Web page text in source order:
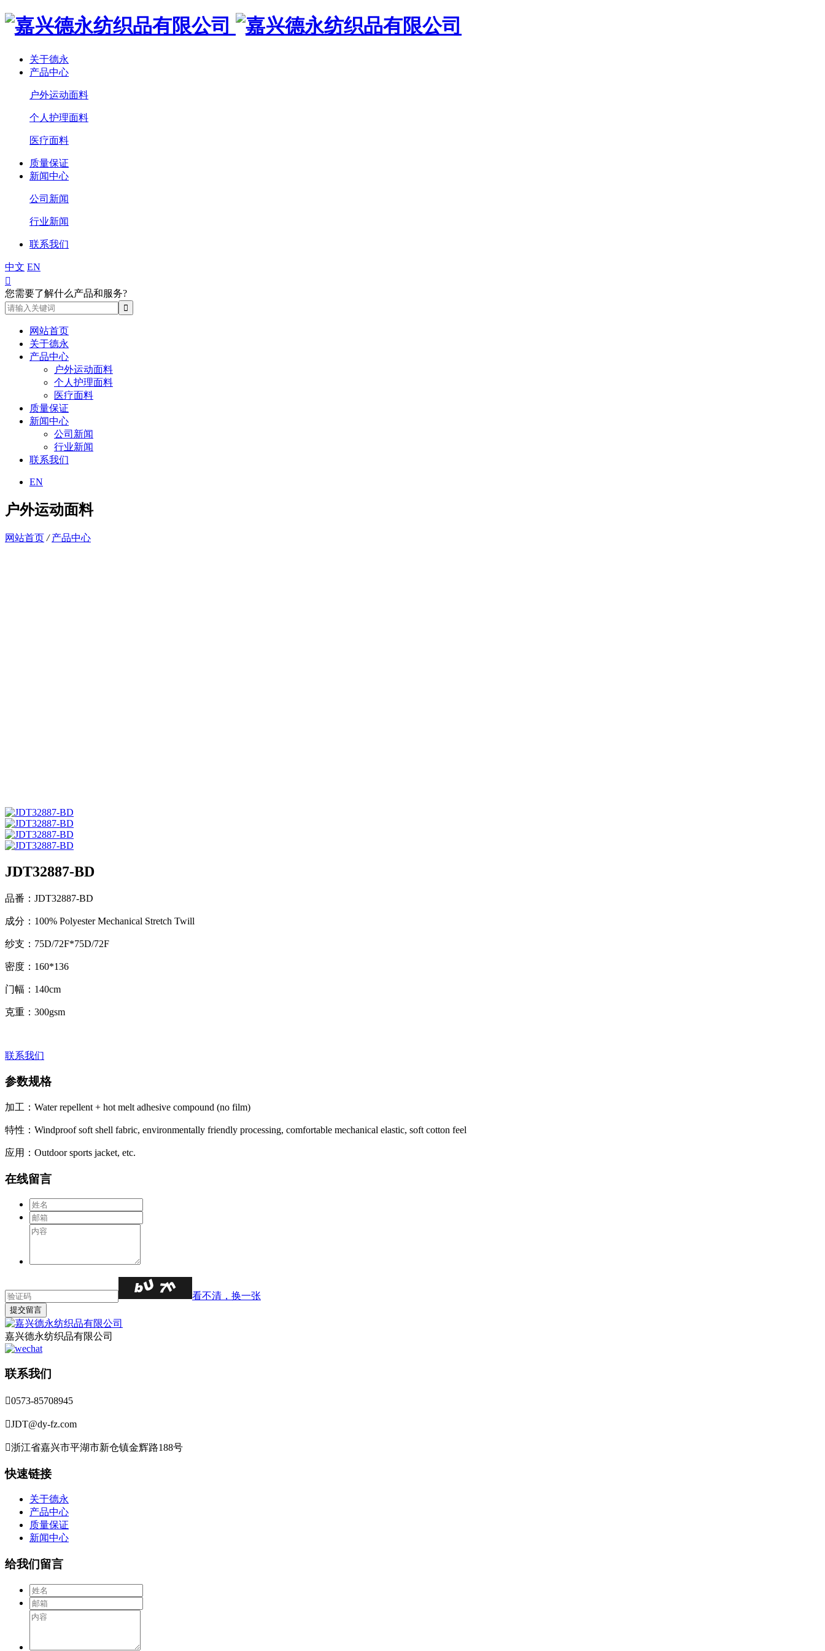
关于德永
产品中心
户外运动面料
个人护理面料
医疗面料
质量保证
新闻中心
公司新闻
行业新闻
联系我们
中文 EN

您需要了解什么产品和服务?
网站首页
关于德永
产品中心
户外运动面料
个人护理面料
医疗面料
质量保证
新闻中心
公司新闻
行业新闻
联系我们
EN
户外运动面料
网站首页 /产品中心
JDT32887-BD
品番：JDT32887-BD
成分：100% Polyester Mechanical Stretch Twill
纱支：75D/72F*75D/72F
密度：160*136
门幅：140cm
克重：300gsm
联系我们
参数规格
加工：Water repellent + hot melt adhesive compound (no film)
特性：Windproof soft shell fabric, environmentally friendly processing, comfortable mechanical elastic, soft cotton feel
应用：Outdoor sports jacket, etc.
在线留言
看不清，换一张
嘉兴德永纺织品有限公司
联系我们
0573-85708945
JDT@dy-fz.com
浙江省嘉兴市平湖市新仓镇金辉路188号
快速链接
关于德永
产品中心
质量保证
新闻中心
给我们留言